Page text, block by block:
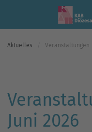
Skip to main
Aktuelles Veranstaltungen
Juni 2026